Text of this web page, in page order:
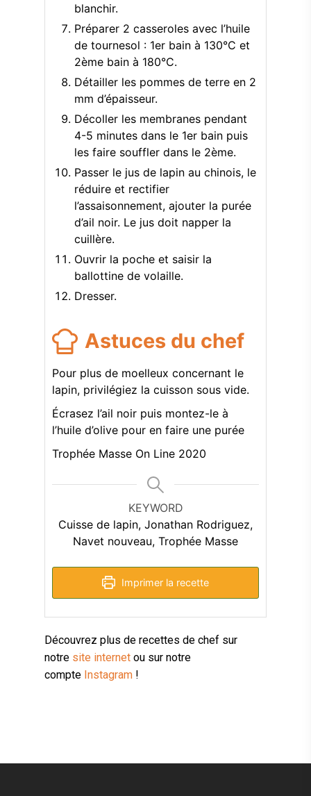
blanchir.
Préparer 2 casseroles avec l’huile
de tournesol : 1er bain à 130°C et
2ème bain à 180°C.
Détailler les pommes de terre en 2
mm d’épaisseur.
Décoller les membranes pendant
4-5 minutes dans le 1er bain puis
les faire souffler dans le 2ème.
Passer le jus de lapin au chinois, le
réduire et rectifier
l’assaisonnement, ajouter la purée
d’ail noir. Le jus doit napper la
cuillère.
Ouvrir la poche et saisir la
ballottine de volaille.
Dresser.
Astuces du chef
Pour plus de moelleux concernant le
lapin, privilégiez la cuisson sous vide.
Écrasez l’ail noir puis montez-le à
l’huile d’olive pour en faire une purée
Trophée Masse On Line 2020
KEYWORD
Cuisse de lapin, Jonathan Rodriguez,
Navet nouveau, Trophée Masse
Imprimer la recette
Découvrez plus de recettes de chef sur
notre site internet ou sur notre
compte Instagram !